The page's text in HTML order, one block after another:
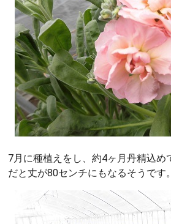
7月に種植えをし、約4ヶ月丹精込め
だと丈が80センチにもなるそうです。